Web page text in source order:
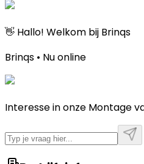
👋 Hallo! Welkom bij Brinqs
Brinqs • Nu online
Interesse in onze Montage